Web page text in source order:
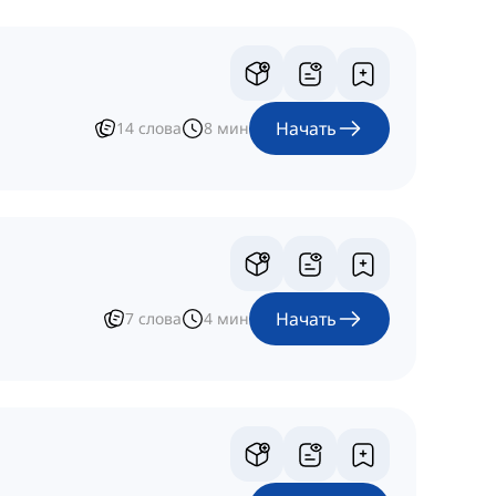
14 слова 8 мин Начать
7 слова 4 мин Начать